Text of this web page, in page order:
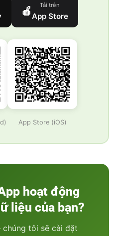
🍎
Tải trên
App Store
App Store (iOS)
hoạt động
liệu của bạn?
tôi sẽ cài đặt